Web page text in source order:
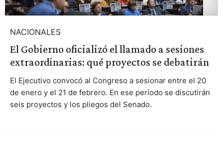
NACIONALES
El Gobierno oficializó el llamado a sesiones
extraordinarias: qué proyectos se debatirán
El Ejecutivo convocó al Congreso a sesionar entre el 20
de enero y el 21 de febrero. En ese período se discutirán
seis proyectos y los pliegos del Senado.